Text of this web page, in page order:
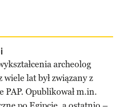
archeolog
lat był związany z
PAP. Opublikował m.in.